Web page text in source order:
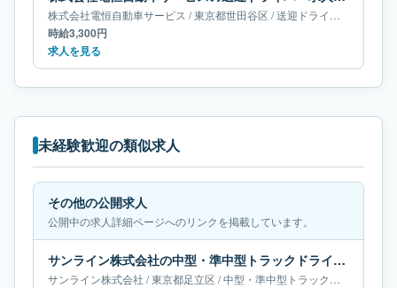
株式会社電恒自動車サービス /東京都世田谷区 /送迎ドライバー
時給3,300円
求人を見る
未経験歓迎の類似求人
その他の公開求人
公開中の求人詳細ページへのリンクを掲載しています。
サンライン株式会社の中型・準中型トラックドライバー求人｜東京都足立区｜月給55万-65万円
サンライン株式会社 /東京都足立区 /中型・準中型トラックドライバー